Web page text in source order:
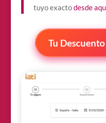
tuyo exactodesde
Tu